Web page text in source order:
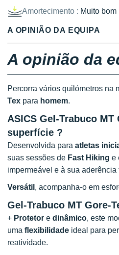
Amortecimento : Muito bom
A OPINIÃO DA EQUIPA
A opinião da
Percorra vários quilómetros na
Tex para homem.
ASICS Gel-Trabuco
superfície ?
Desenvolvida para atletas
suas sessões de Fast Hiking e
impermeável e à sua
Versátil , acompanha-o em
Gel-Trabuco MT Gore-
+ Protetor e dinâmico, este
uma flexibilidade ideal para
reatividade.